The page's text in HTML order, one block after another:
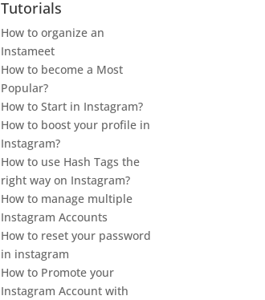
Tutorials
How to organize an
Instameet
How to become a Most
Popular?
How to Start in Instagram?
How to boost your profile in
Instagram?
How to use Hash Tags the
right way on Instagram?
How to manage multiple
Instagram Accounts
How to reset your password
in instagram
How to Promote your
Instagram Account with